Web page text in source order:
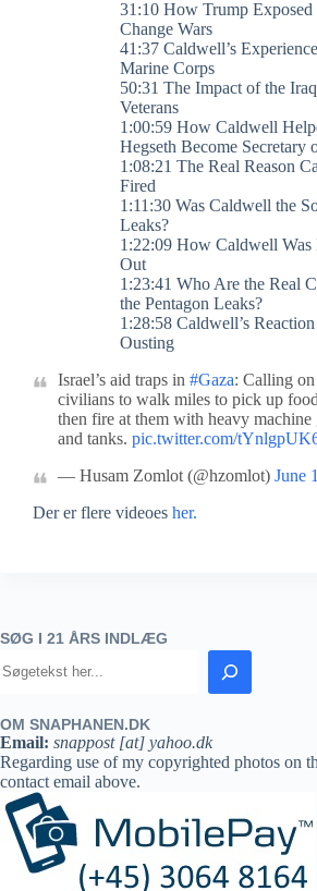
31:10 How Trump Exposed
Change Wars
41:37 Caldwell’s
Marine Corps
50:31 The Impact of the
Veterans
1:00:59 How Caldwell
Hegseth Become Secretary
1:08:21 The Real Reason
Fired
1:11:30 Was Caldwell the
Leaks?
1:22:09 How Caldwell Was
Out
1:23:41 Who Are the Real
the Pentagon Leaks?
1:28:58 Caldwell’s
Ousting
Israel’s aid traps in #Gaza: Calling on
civilians to walk miles to pick up
then fire at them with heavy machine
and tanks. pic.twitter.com/
— Husam Zomlot (@hzomlot) June
Der er flere videoes her.
SØG I 21 ÅRS INDLÆG
OM SNAPHANEN.DK
Email: snappost [at] yahoo.dk
Regarding use of my copyrighted photos on
contact email above.